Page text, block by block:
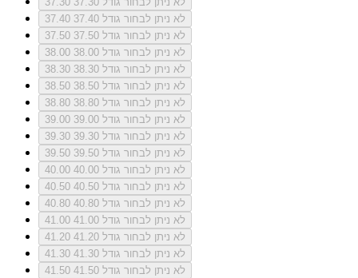
37.40
לא ניתן לבחור גודל 37.40
37.50
לא ניתן לבחור גודל 37.50
38.00
לא ניתן לבחור גודל 38.00
38.30
לא ניתן לבחור גודל 38.30
38.50
לא ניתן לבחור גודל 38.50
38.80
לא ניתן לבחור גודל 38.80
39.00
לא ניתן לבחור גודל 39.00
39.30
לא ניתן לבחור גודל 39.30
39.50
לא ניתן לבחור גודל 39.50
40.00
לא ניתן לבחור גודל 40.00
40.50
לא ניתן לבחור גודל 40.50
40.80
לא ניתן לבחור גודל 40.80
41.00
לא ניתן לבחור גודל 41.00
41.20
לא ניתן לבחור גודל 41.20
41.30
לא ניתן לבחור גודל 41.30
41.50
לא ניתן לבחור גודל 41.50